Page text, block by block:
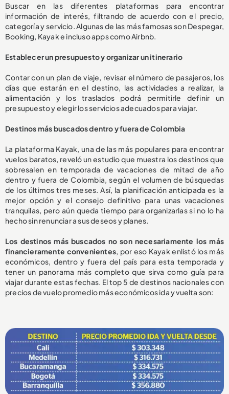
Buscar en las diferentes plataformas para encontrar
información de interés, filtrando de acuerdo con el precio,
categoría y servicio. Algunas de las más famosas son Despegar,
Booking, Kayak e incluso apps como Airbnb.
Establecer un presupuesto y organizar un itinerario
Contar con un plan de viaje, revisar el número de pasajeros, los
días que estarán en el destino, las actividades a realizar, la
alimentación y los traslados podrá permitirle definir un
presupuesto y elegir los servicios adecuados para viajar.
Destinos más buscados dentro y fuera de Colombia
La plataforma Kayak, una de las más populares para encontrar
vuelos baratos, reveló un estudio que muestra los destinos que
sobresalen en temporada de vacaciones de mitad de año
dentro y fuera de Colombia, según el volumen de búsquedas
de los últimos tres meses. Así, la planificación anticipada es la
mejor opción y el consejo definitivo para unas vacaciones
tranquilas, pero aún queda tiempo para organizarlas si no lo ha
hecho sin renunciar a sus deseos y planes.
Los destinos más buscados no son necesariamente los más
financieramente convenientes, por eso Kayak enlistó los más
económicos, dentro y fuera del país para esta temporada y
tener un panorama más completo que sirva como guía para
viajar durante estas fechas. El top 5 de destinos nacionales con
precios de vuelo promedio más económicos ida y vuelta son: